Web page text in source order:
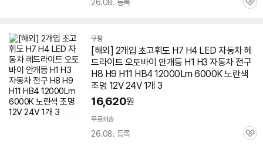
26.08. 등록
관
쿠팡
[해외] 2개입 초고휘도 H7 H4 LED 자동차 헤
드라이트 오토바이 안개등 H1 H3 자동차 전구
H8 H9 H11 HB4 12000Lm 6000K 노란색
조명 12V 24V 1개 3
16,620원
무료배송
26.08. 등록
관